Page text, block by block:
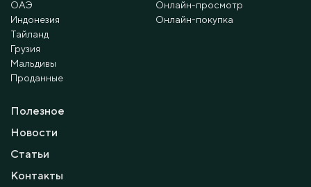
ОАЭ
Индонезия
Тайланд
Грузия
Мальдивы
Проданные
Онлайн-просмотр
Онлайн-покупка
Полезное
Новости
Статьи
Контакты